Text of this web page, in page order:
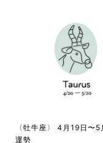
〈牡牛座〉 4月19日〜5
運勢